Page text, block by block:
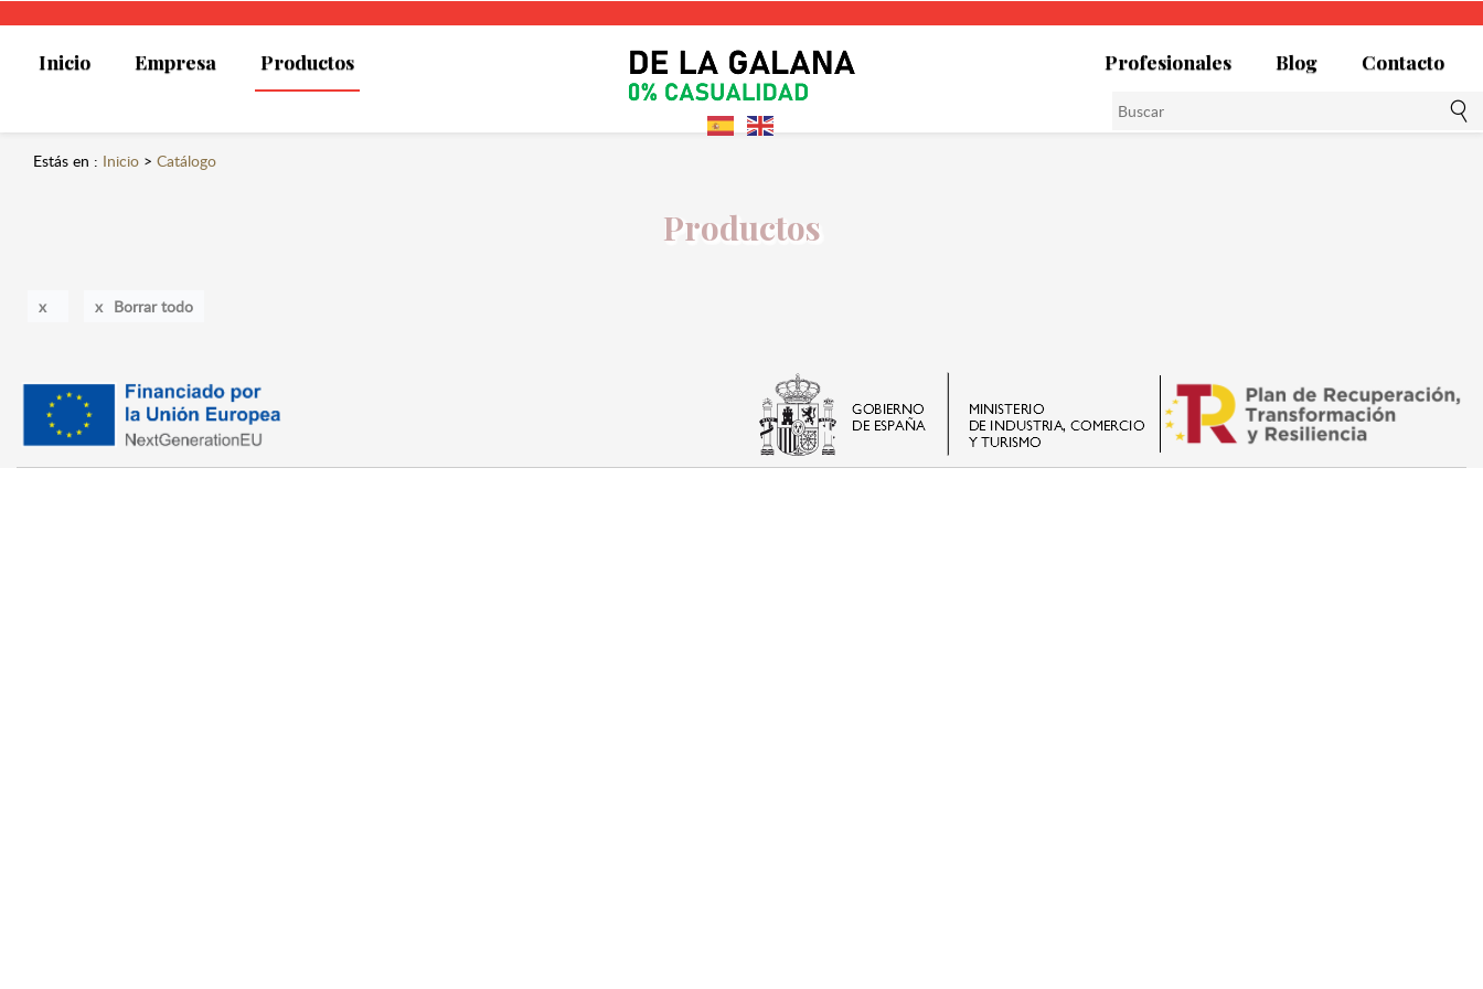
Inicio Empresa Productos Profesionales Blog Contacto
Estás en : Inicio > Catálogo
Productos
Borrar todo